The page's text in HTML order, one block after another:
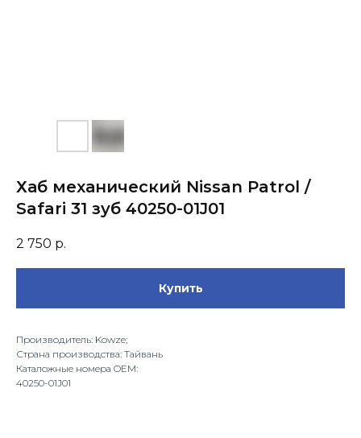
Хаб механический Nissan Patrol /
Safari 31 зуб 40250-01J01
2 750 р.
Купить
Производитель: Kowze;
Страна производства: Тайвань
Каталожные номера OEM:
40250-01J01